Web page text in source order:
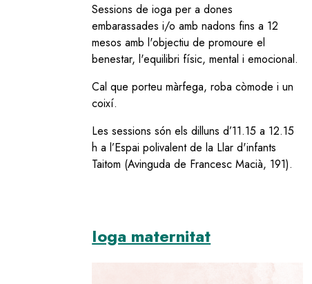
Sessions de ioga per a dones
embarassades i/o amb nadons fins a 12
mesos amb l'objectiu de promoure el
benestar, l'equilibri físic, mental i emocional.
Cal que porteu màrfega, roba còmode i un
coixí.
Les sessions són els dilluns d’11.15 a 12.15
h a l’Espai polivalent de la Llar d'infants
Taitom (Avinguda de Francesc Macià, 191).
Ioga maternitat